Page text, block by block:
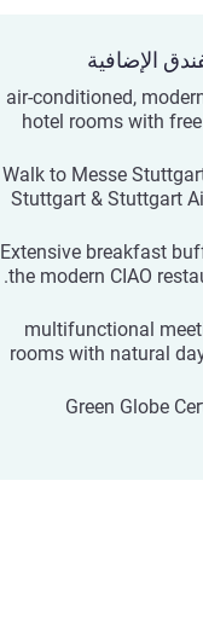
الإضافية
262 air-conditioned,
hotel rooms with
Walk to Messe
Stuttgart & Stuttgart
Extensive breakfast
the modern CIAO
9 multifunctional
rooms with natural
Green Globe